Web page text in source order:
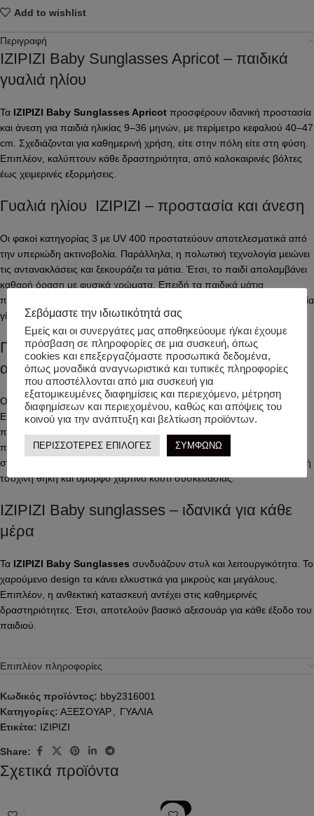
Add to wishlist
Περιγραφή
IZIPIZI Baby Sunglasses Apricot – παιδικά
γυαλιά ηλίου
Τα IZIPIZI Baby Sunglasses Apricot προσφέρουν ιδανική προστασία
και άνεση για παιδιά ηλικίας 9–36 μηνών, με περίμετρο κεφαλιού 40–47
cm. Σχεδιάζονται για καθημερινή χρήση, είτε στην πόλη είτε στη φύση.
Επιπλέον, καλύπτουν κάθε δραστηριότητα, από καλοκαιρινές βόλτες
έως χειμερινές εξορμήσεις.
Γυαλιά ηλίου IZIPIZI – προστασία και άνεση
Οι φακοί κατηγορίας 3 με UV 400 προστατεύουν αποτελεσματικά από
την υπεριώδη ακτινοβολία. Παράλληλα, η πολωτική τεχνολογία μειώνει
τις αντανακλάσεις και ξεκουράζει τα μάτια. Έτσι, το παιδί απολαμβάνει
καθαρή όραση με φυσικά χρώματα. Επειδή τα παιδικά μάτια
παραμένουν πιο ευαίσθητα στην UVA ακτινοβολία, η σωστή προστασία
γίνεται απαραίτητη από νωρίς.
Παιδικά γυαλιά ηλίου Apricot – ευελιξία και
ασφάλεια
Ο σκελετός κατασκευάζεται από υλικά χωρίς BPA και υποαλλεργικά.
Επιπλέον, διαθέτει εξαιρετική ευκαμψία και αντοχή. Οι ίσιοι βραχίονες
προσαρμόζονται εύκολα καθώς το παιδί μεγαλώνει. Ταυτόχρονα
περιλαμβάνεται αποσπώμενο λουράκι σιλικόνης το οποίο εξασφαλίζει
σταθερή εφαρμογή σε κάθε κίνηση. Τέλος τα γυαλιά έρχονται σε κομψή
τσόχινη θήκη και όμορφο χάρτινο κουτί συσκευασίας.
IZIPIZI Baby sunglasses – ιδανικά για κάθε
μέρα
Τα IZIPIZI Baby Sunglasses συνδυάζουν στυλ και λειτουργικότητα. Το
χαρούμενο design τα κάνει ελκυστικά για μικρούς και μεγάλους.
Επιπλέον, η ανθεκτική κατασκευή αντέχει στις καθημερινές
δραστηριότητες. Έτσι, αποτελούν βασικό αξεσουάρ για κάθε έξοδο του
παιδιού.
Επιπλέον πληροφορίες
Κωδικός προϊόντος: bby2316001
Κατηγορίες: ΑΞΕΣΟΥΑΡ, ΓΥΑΛΙΑ
Ετικέτα: IZIPIZI
Share:
Σχετικά προϊόντα
-10%
Σεβόμαστε την ιδιωτικότητά σας
Εμείς και οι συνεργάτες μας αποθηκεύουμε ή/και έχουμε
πρόσβαση σε πληροφορίες σε μια συσκευή, όπως
cookies και επεξεργαζόμαστε προσωπικά δεδομένα,
όπως μοναδικά αναγνωριστικά και τυπικές πληροφορίες
που αποστέλλονται από μια συσκευή για
εξατομικευμένες διαφημίσεις και περιεχόμενο, μέτρηση
διαφημίσεων και περιεχομένου, καθώς και απόψεις του
κοινού για την ανάπτυξη και βελτίωση προϊόντων.
ΠΕΡΙΣΣΟΤΕΡΕΣ ΕΠΙΛΟΓΕΣ ΣΥΜΦΩΝΩ